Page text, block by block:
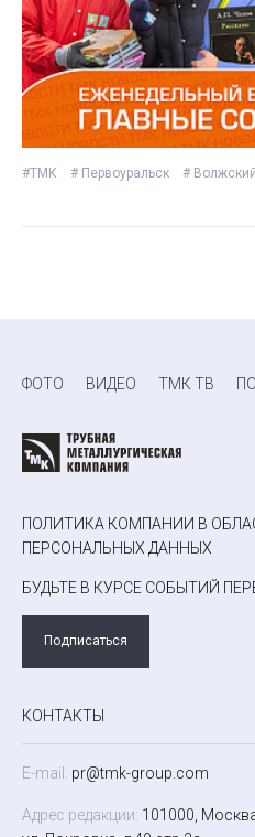
#ТМК # Первоуральск # Волжский
ФОТО ВИДЕО ТМК ТВ
ПОЛИТИКА КОМПАНИИ В
ПЕРСОНАЛЬНЫХ ДАННЫХ
БУДЬТЕ В КУРСЕ СОБЫТИЙ
Подписаться
КОНТАКТЫ
E-mail: pr@tmk-group.com
Адрес редакции: 101000,